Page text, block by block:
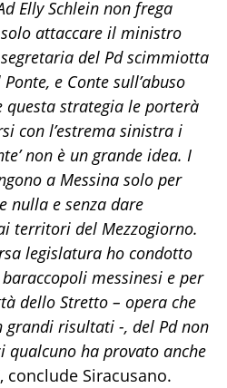
Elly Schlein non frega
attaccare il ministro
del Pd scimmiotta
e Conte sull’abuso
questa strategia le porterà
con l’estrema sinistra i
non è un grande idea. I
a Messina solo per
nulla e senza dare
territori del Mezzogiorno.
legislatura ho condotto
messinesi e per
dello Stretto – opera che
grandi risultati -, del Pd non
qualcuno ha provato anche
conclude Siracusano.